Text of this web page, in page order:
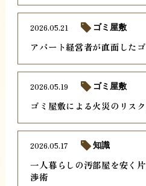
アパート経営者が直面した
2026.05.21 ゴミ屋敷
ゴミ屋敷による火災のリス
2026.05.19 ゴミ屋敷
一人暮らしの汚部屋を安く
渉術
2026.05.17 知識